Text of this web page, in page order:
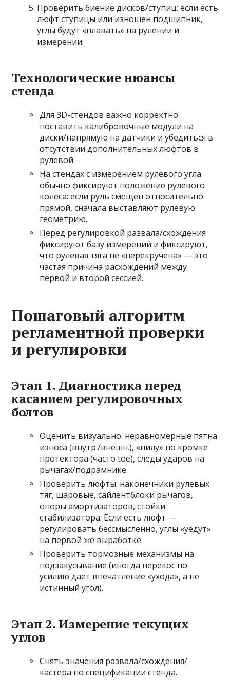
Проверить биение дисков/ступиц: если есть
люфт ступицы или изношен подшипник,
углы будут «плавать» на рулении и
измерении.
Технологические нюансы
стенда
Для 3D-стендов важно корректно
поставить калибровочные модули на
диски/напрямую на датчики и убедиться в
отсутствии дополнительных люфтов в
рулевой.
На стендах с измерением рулевого угла
обычно фиксируют положение рулевого
колеса: если руль смещен относительно
прямой, сначала выставляют рулевую
геометрию.
Перед регулировкой развала/схождения
фиксируют базу измерений и фиксируют,
что рулевая тяга не «перекручена» — это
частая причина расхождений между
первой и второй сессией.
Пошаговый алгоритм
регламентной проверки
и регулировки
Этап 1. Диагностика перед
касанием регулировочных
болтов
Оценить визуально: неравномерные пятна
износа (внутр./внешн.), «пилу» по кромке
протектора (часто toe), следы ударов на
рычагах/подрамнике.
Проверить люфты: наконечники рулевых
тяг, шаровые, сайлентблоки рычагов,
опоры амортизаторов, стойки
стабилизатора. Если есть люфт —
регулировать бессмысленно, углы «уедут»
на первой же выработке.
Проверить тормозные механизмы на
подзакусывание (иногда перекос по
усилию дает впечатление «ухода», а не
истинный угол).
Этап 2. Измерение текущих
углов
Снять значения развала/схождения/
кастера по спецификации стенда.